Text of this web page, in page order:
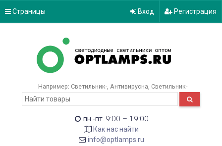
Страницы Вход Регистрация
Например: Светильник- Антивирусна Светильник-
пн.-пт. 9:00 – 19:00
Как нас найти
info@optlamps.ru